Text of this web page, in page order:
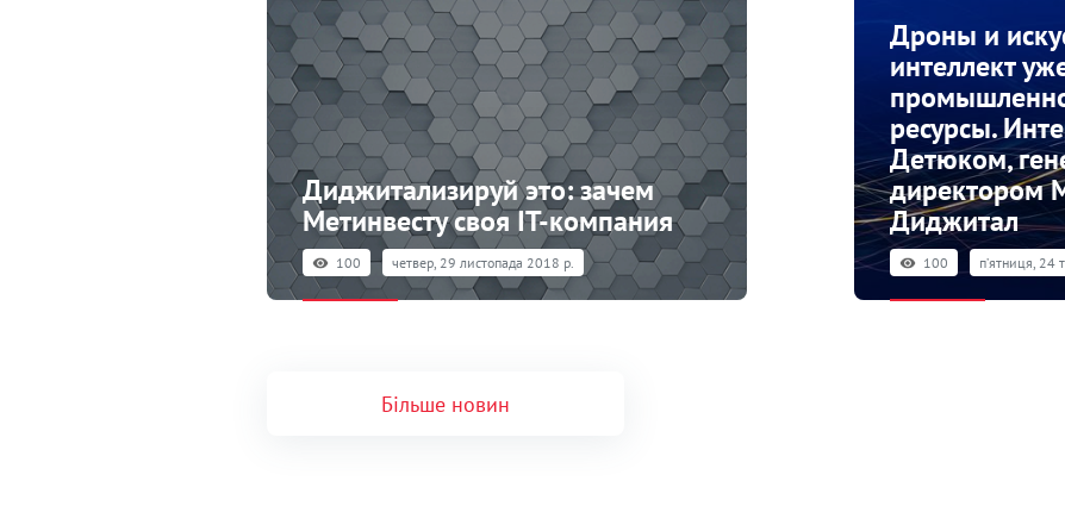
Диджитализируй это: зачем
Метинвесту своя IT-компания
100 четвер, 29 листопада 2018 р.
Дроны и
интеллект
ресурсы.
Детюком,
директором
Диджитал
100 пʼятниця, 24
Більше новин